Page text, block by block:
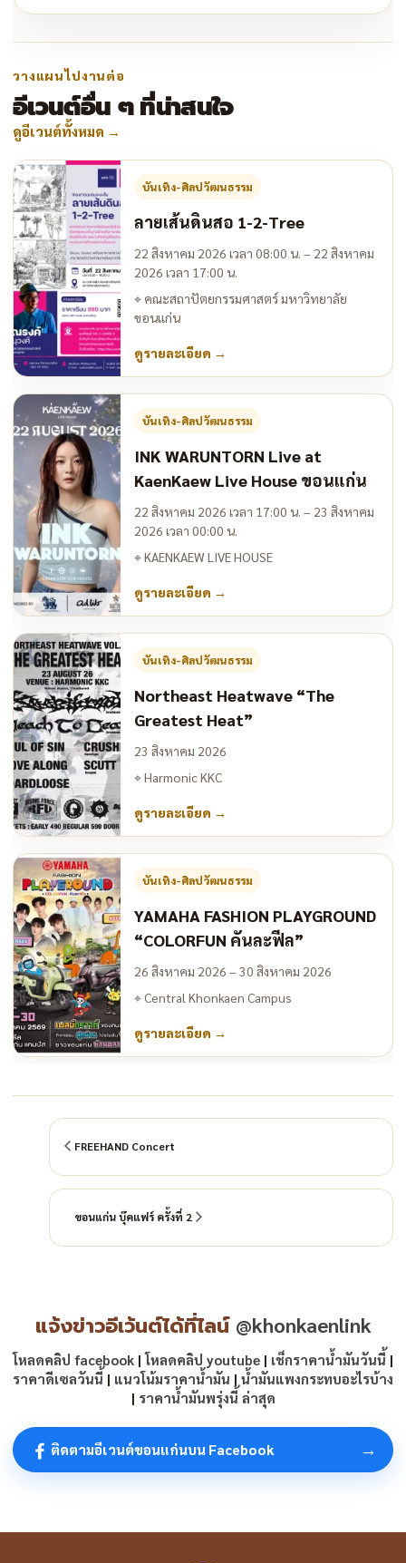
วางแผนไปงานต่อ
อีเวนต์อื่น ๆ ที่น่าสนใจ
ดูอีเวนต์ทั้งหมด →
บันเทิง-ศิลปวัฒนธรรม
ลายเส้นดินสอ 1-2-Tree
22 สิงหาคม 2026 เวลา 08:00 น. – 22 สิงหาคม
2026 เวลา 17:00 น.
⌖ คณะสถาปัตยกรรมศาสตร์ มหาวิทยาลัย
ขอนแก่น
ดูรายละเอียด →
บันเทิง-ศิลปวัฒนธรรม
INK WARUNTORN Live at
KaenKaew Live House ขอนแก่น
22 สิงหาคม 2026 เวลา 17:00 น. – 23 สิงหาคม
2026 เวลา 00:00 น.
⌖KAENKAEW LIVE HOUSE
ดูรายละเอียด →
บันเทิง-ศิลปวัฒนธรรม
Northeast Heatwave “The
Greatest Heat”
23 สิงหาคม 2026
⌖Harmonic KKC
ดูรายละเอียด →
บันเทิง-ศิลปวัฒนธรรม
YAMAHA FASHION PLAYGROUND
“COLORFUN คันละฟีล”
26 สิงหาคม 2026 – 30 สิงหาคม 2026
⌖Central Khonkaen Campus
ดูรายละเอียด →
FREEHAND Concert
ขอนแก่น บุ๊คแฟร์ ครั้งที่ 2
แจ้งข่าวอีเว้นต์ได้ที่ไลน์ @khonkaenlink
โหลดคลิป facebook |โหลดคลิป youtube | เช็กราคาน้ำมันวันนี้ |
ราคาดีเซลวันนี้ | แนวโน้มราคาน้ำมัน | น้ำมันแพงกระทบอะไรบ้าง
| ราคาน้ำมันพรุ่งนี้ ล่าสุด
ติดตามอีเวนต์ขอนแก่นบน Facebook →